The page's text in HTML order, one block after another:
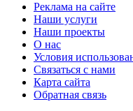
Реклама на сайте
Наши услуги
Наши проекты
О нас
Условия
Связаться с нами
Карта сайта
Обратная связь